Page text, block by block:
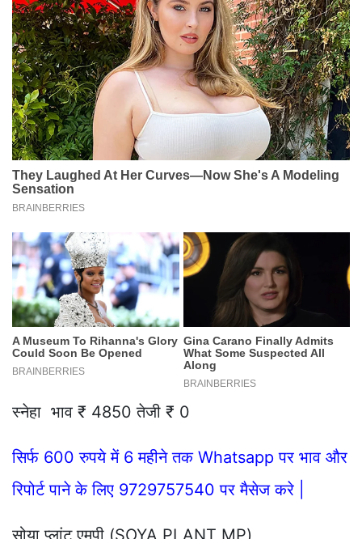
स्नेहा भाव ₹ 4850 तेजी ₹ 0
सिर्फ 600 रुपये में 6 महीने तक Whatsapp पर भाव और
रिपोर्ट पाने के लिए 9729757540 पर मैसेज करे |
सोया प्लांट एमपी (SOYA PLANT MP)